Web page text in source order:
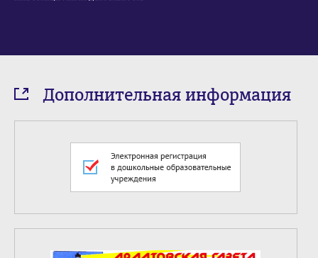
Дополнительная информация